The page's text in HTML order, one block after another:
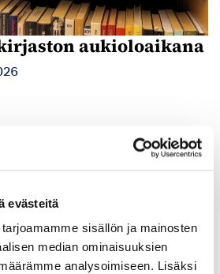
evästeitä
sisällön ja mainosten
median ominaisuuksien
analysoimiseen. Lisäksi
aukioloaikana